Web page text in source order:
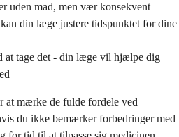
uden mad, men vær konsekvent
din læge justere tidspunktet for dine
at tage det - din læge vil hjælpe dig
at mærke de fulde fordele ved
du ikke bemærker forbedringer med